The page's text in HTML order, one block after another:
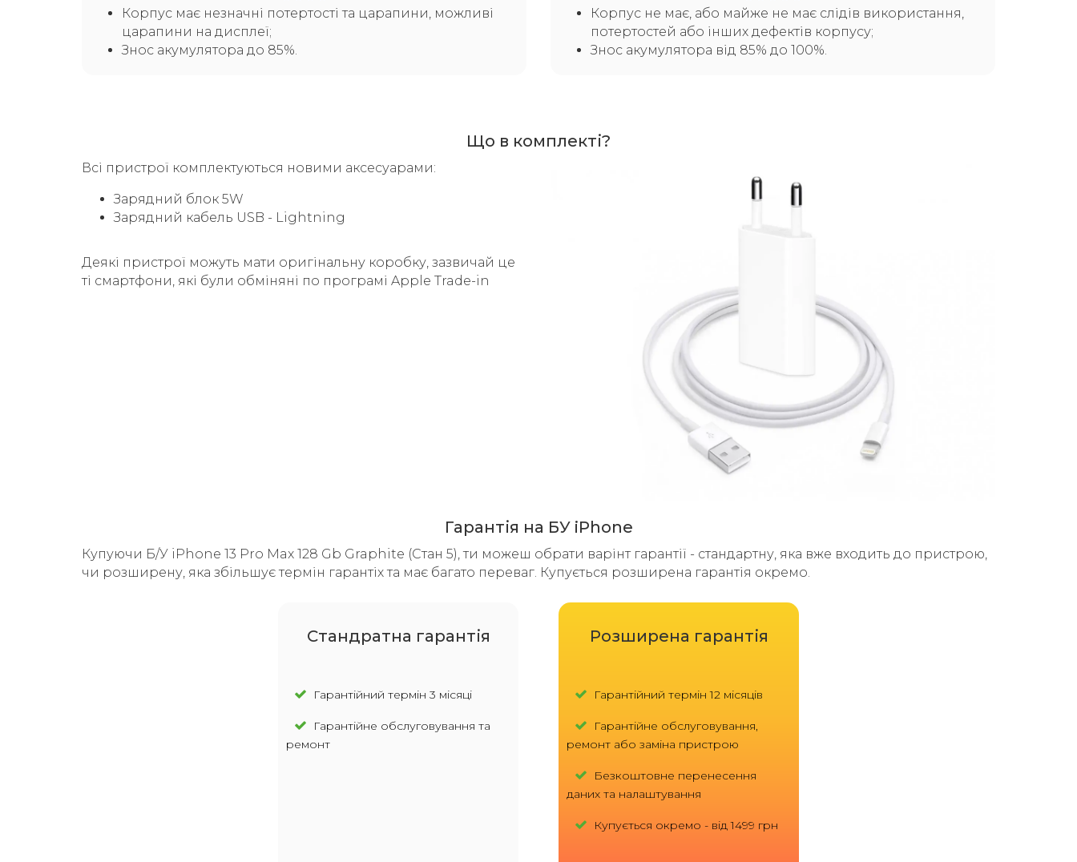
Корпус має незначні потертості та царапини, можливі
царапини на дисплеї;
Знос акумулятора до 85%.
Корпус не має, або майже не має слідів використання,
потертостей або інших дефектів корпусу;
Знос акумулятора від 85% до 100%.
Що в комплекті?
Всі пристрої комплектуються новими аксесуарами:
Зарядний блок 5W
Зарядний кабель USB - Lightning
Деякі пристрої можуть мати оригінальну коробку, зазвичай це
ті смартфони, які були обміняні по програмі Apple Trade-in
Гарантія на БУ iPhone
Купуючи Б/У iPhone 13 Pro Max 128 Gb Graphite (Стан 5), ти можеш обрати варінт гарантії - стандартну, яка вже входить до пристрою,
чи розширену, яка збільшує термін гарантіх та має багато переваг. Купується розширена гарантія окремо.
Cтандратна гарантія
Гарантійний термін 3 місяці
Гарантійне обслуговування та
ремонт
Розширена гарантія
Гарантійний термін 12 місяців
Гарантійне обслуговування,
ремонт або заміна пристрою
Безкоштовне перенесення
даних та налаштування
Купується окремо - від 1499 грн